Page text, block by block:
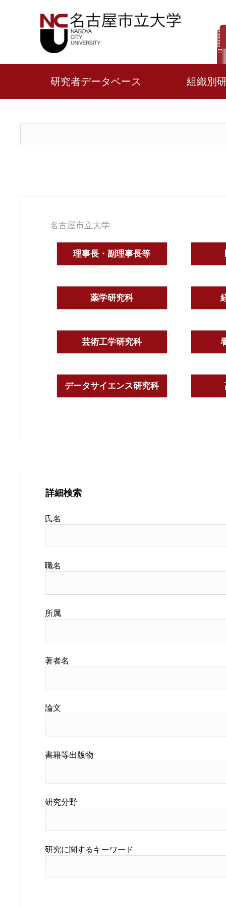
研究者データベース 組織別
名古屋市立大学
理事長・副理事長等
薬学研究科
芸術工学研究科
データサイエンス研究科
詳細検索
氏名
職名
所属
著者名
論文
書籍等出版物
研究分野
研究に関するキーワード